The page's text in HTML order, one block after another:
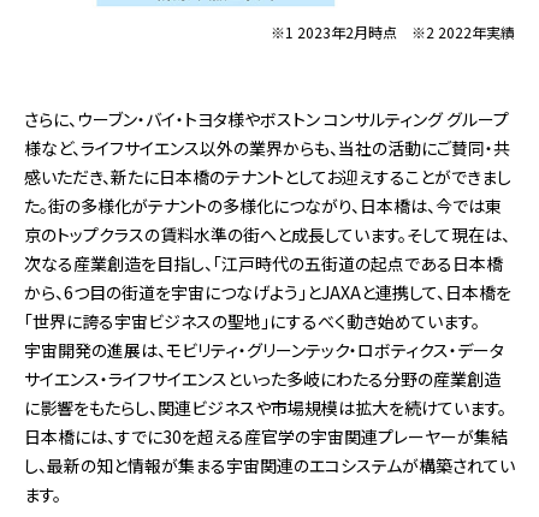
※1 2023年2月時点 ※2 2022年実績
さらに、ウーブン・バイ・トヨタ様やボストン コンサルティング グループ
様など、ライフサイエンス以外の業界からも、当社の活動にご賛同・共
感いただき、新たに日本橋のテナントとしてお迎えすることができまし
た。街の多様化がテナントの多様化につながり、日本橋は、今では東
京のトップクラスの賃料水準の街へと成長しています。そして現在は、
次なる産業創造を目指し、「江戸時代の五街道の起点である日本橋
から、6つ目の街道を宇宙につなげよう」とJAXAと連携して、日本橋を
「世界に誇る宇宙ビジネスの聖地」にするべく動き始めています。
宇宙開発の進展は、モビリティ・グリーンテック・ロボティクス・データ
サイエンス・ライフサイエンスといった多岐にわたる分野の産業創造
に影響をもたらし、関連ビジネスや市場規模は拡大を続けています。
日本橋には、すでに30を超える産官学の宇宙関連プレーヤーが集結
し、最新の知と情報が集まる宇宙関連のエコシステムが構築されてい
ます。